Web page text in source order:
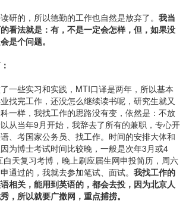
研的，所以德勤的工作也自然是放弃了。 我当
看法就是：有，不是一定会怎样，但，如果没
是个问题。
一些实习和实践，MTI口译是两年，所以基本
找完工作，还没怎么继续读书呢，研究生就又
一样，我找工作的思路没有变，依然是：不放
从当年9月开始，我辞去了所有的兼职，专心开
、考国家公务员、找工作。时间的安排大体和
为博士考试时间比较晚，一般是次年3月或4
白天复习考博，晚上刷应届生网申投简历，周六
通过的，我就去参加笔试、面试。 我找工作的
相关，能用到英语的，都会去投，因为北京人
，所以就要广撒网，重点捕捞。